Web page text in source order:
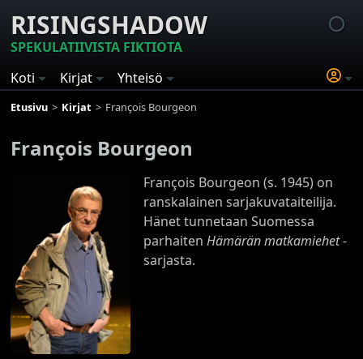
RISINGSHADOW
SPEKULATIIVISTA FIKTIOTA
Koti
Kirjat Yhteisö
Etusivu Kirjat François Bourgeon
François Bourgeon
François Bourgeon (s. 1945) on
ranskalainen sarjakuvataiteilija.
Hänet tunnetaan Suomessa
parhaiten Hämärän matkamiehet-
sarjasta.